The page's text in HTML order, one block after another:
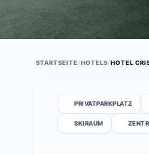
STARTSEITE/HOTELS/HOTEL
PRIVATPARKPLATZ
SKIRAUM